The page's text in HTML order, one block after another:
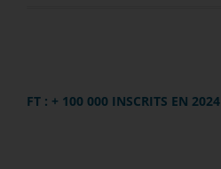
FT : + 100 000 INSCRITS EN 2024